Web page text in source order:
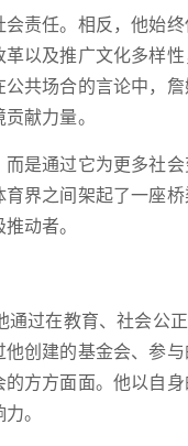
责任。相反，他始
以及推广文化多样
共场合的言论中，
献力量。
是通过它为更多社
界之间架起了一座
动者。
过在教育、社会公
创建的基金会、参
方方面面。他以自
。